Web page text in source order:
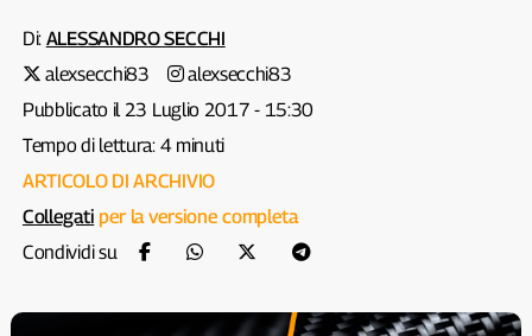
Di: ALESSANDRO SECCHI
alexsecchi83
alexsecchi83
Pubblicato il 23 Luglio 2017 - 15:30
Tempo di lettura: 4 minuti
ARTICOLO DI ARCHIVIO
Collegati per la versione completa
Condividi su